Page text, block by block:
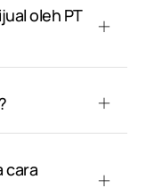
oleh PT
cara